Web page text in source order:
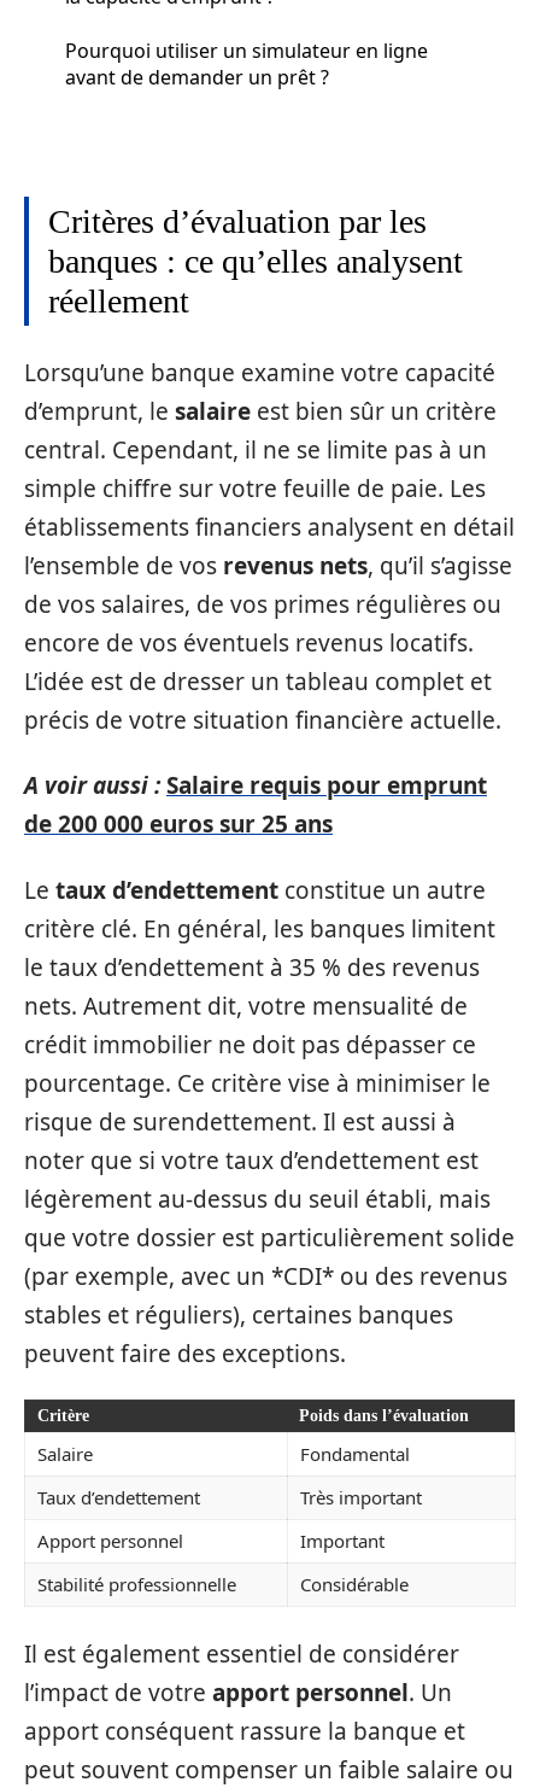
Pourquoi utiliser un simulateur en ligne
avant de demander un prêt ?
Critères d’évaluation par les
banques : ce qu’elles analysent
réellement
Lorsqu’une banque examine votre capacité
d’emprunt, le salaire est bien sûr un critère
central. Cependant, il ne se limite pas à un
simple chiffre sur votre feuille de paie. Les
établissements financiers analysent en détail
l’ensemble de vos revenus nets, qu’il s’agisse
de vos salaires, de vos primes régulières ou
encore de vos éventuels revenus locatifs.
L’idée est de dresser un tableau complet et
précis de votre situation financière actuelle.
A voir aussi :Salaire requis pour emprunt
de 200 000 euros sur 25 ans
Le taux d’endettement constitue un autre
critère clé. En général, les banques limitent
le taux d’endettement à 35 % des revenus
nets. Autrement dit, votre mensualité de
crédit immobilier ne doit pas dépasser ce
pourcentage. Ce critère vise à minimiser le
risque de surendettement. Il est aussi à
noter que si votre taux d’endettement est
légèrement au-dessus du seuil établi, mais
que votre dossier est particulièrement solide
(par exemple, avec un *CDI* ou des revenus
stables et réguliers), certaines banques
peuvent faire des exceptions.
Critère Poids dans l’évaluation
Salaire
Fondamental
Taux d’endettement
Très important
Apport personnel
Important
Stabilité professionnelle
Considérable
Il est également essentiel de considérer
l’impact de votre apport personnel. Un
apport conséquent rassure la banque et
peut souvent compenser un faible salaire ou